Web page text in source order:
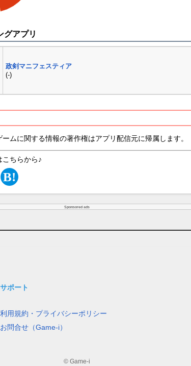
グアプリ
政剣マニフェスティア
(-)
ムに関する情報の著作権はアプリ配信元に帰属します。
ちらから♪
Sponsored ads
サポート
利用規約・プライバシーポリシー
お問合せ（Game-i）
© Game-i